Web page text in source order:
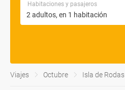
Habitaciones y pasajeros
Viajes Octubre Isla de Rodas